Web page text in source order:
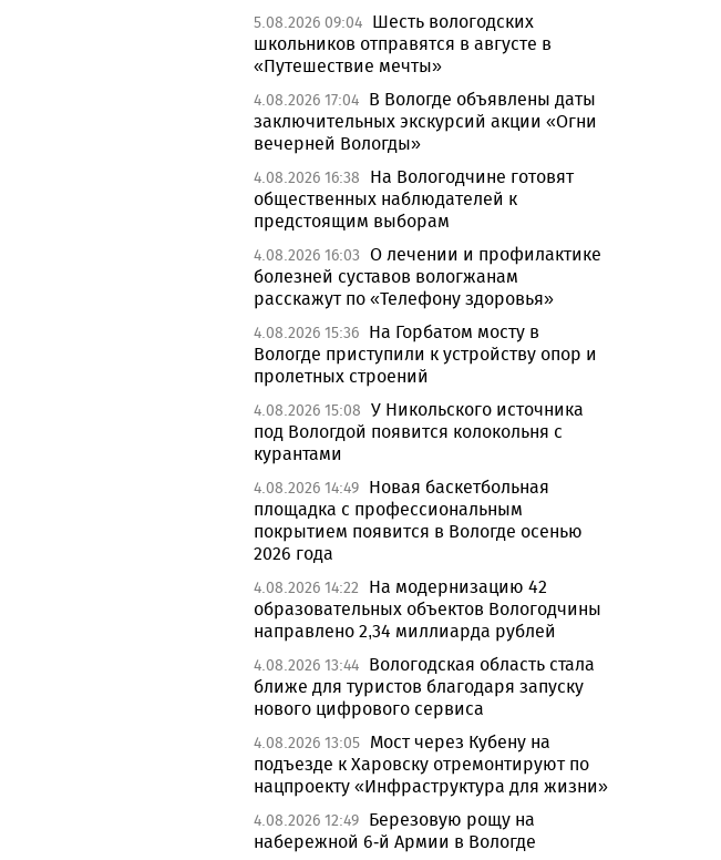
5.08.2026 09:04 Шесть вологодских
школьников отправятся в августе в
«Путешествие мечты»
4.08.2026 17:04 В Вологде объявлены даты
заключительных экскурсий акции «Огни
вечерней Вологды»
4.08.2026 16:38
На Вологодчине готовят
общественных наблюдателей к
предстоящим выборам
4.08.2026 16:03 О лечении и профилактике
болезней суставов вологжанам
расскажут по «Телефону здоровья»
4.08.2026 15:36 На Горбатом мосту в
Вологде приступили к устройству опор и
пролетных строений
4.08.2026 15:08 У Никольского источника
под Вологдой появится колокольня с
курантами
4.08.2026 14:49 Новая баскетбольная
площадка с профессиональным
покрытием появится в Вологде осенью
2026 года
4.08.2026 14:22
На модернизацию 42
образовательных объектов Вологодчины
направлено 2,34 миллиарда рублей
4.08.2026 13:44 Вологодская область стала
ближе для туристов благодаря запуску
нового цифрового сервиса
4.08.2026 13:05 Мост через Кубену на
подъезде к Харовску отремонтируют по
нацпроекту «Инфраструктура для жизни»
4.08.2026 12:49 Березовую рощу на
набережной 6-й Армии в Вологде